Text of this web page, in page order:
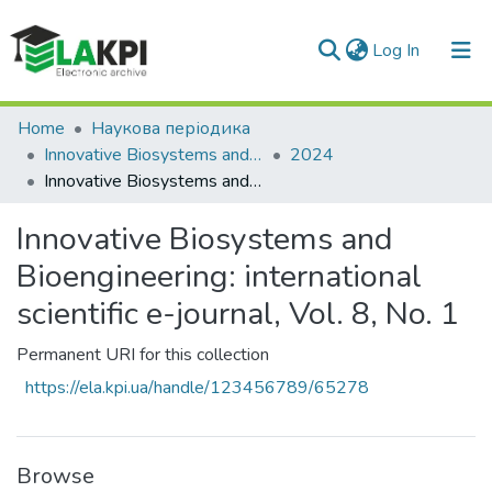
Log In (current)
Communities & Collections
All of DSpace
Home
Наукова періодика
Innovative Biosystems and Bioengineering
2024
Innovative Biosystems and Bioengineering: international scientific e-journal, Vol. 8, No. 1
Innovative Biosystems and
Bioengineering: international
scientific e-journal, Vol. 8, No. 1
Permanent URI for this collection
https://ela.kpi.ua/handle/123456789/65278
Browse